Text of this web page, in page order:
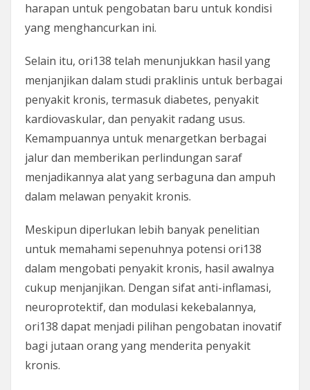
harapan untuk pengobatan baru untuk kondisi
yang menghancurkan ini.
Selain itu, ori138 telah menunjukkan hasil yang
menjanjikan dalam studi praklinis untuk berbagai
penyakit kronis, termasuk diabetes, penyakit
kardiovaskular, dan penyakit radang usus.
Kemampuannya untuk menargetkan berbagai
jalur dan memberikan perlindungan saraf
menjadikannya alat yang serbaguna dan ampuh
dalam melawan penyakit kronis.
Meskipun diperlukan lebih banyak penelitian
untuk memahami sepenuhnya potensi ori138
dalam mengobati penyakit kronis, hasil awalnya
cukup menjanjikan. Dengan sifat anti-inflamasi,
neuroprotektif, dan modulasi kekebalannya,
ori138 dapat menjadi pilihan pengobatan inovatif
bagi jutaan orang yang menderita penyakit
kronis.